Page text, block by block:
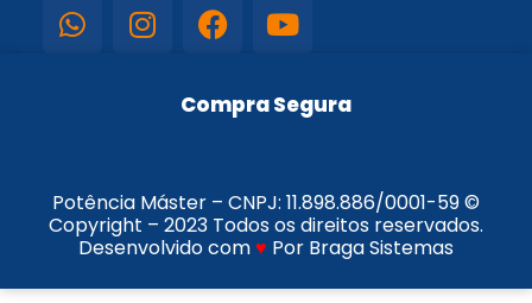
Compra Segura
Potência Máster – CNPJ: 11.898.886/0001-59©
Copyright – 2023 Todos os direitos reservados.
Desenvolvido com♥ Por Braga Sistemas